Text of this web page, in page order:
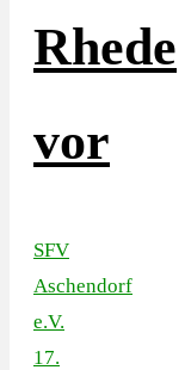
Rhede
vor
SFV
Aschendorf
e.V.
17.